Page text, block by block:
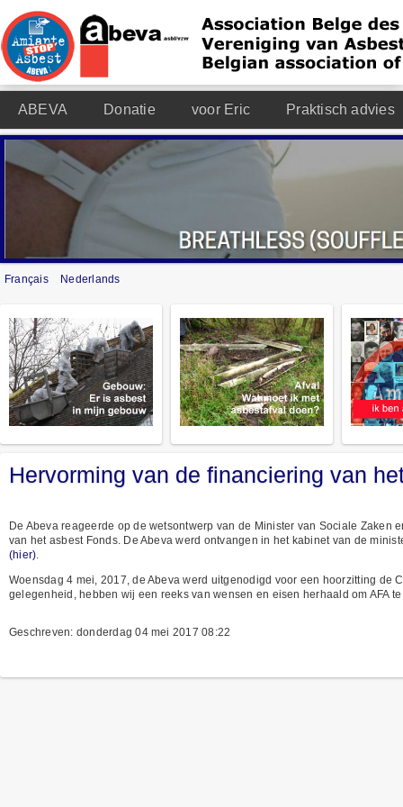
ABEVA Donatie voor Eric Praktisch advies
Français Nederlands
Hervorming van de financiering van
De Abeva reageerde op de wetsontwerp van de Minister van Sociale
van het asbest Fonds. De Abeva werd ontvangen in het kabinet van de
(hier)
Woensdag 4 mei, 2017, de Abeva werd uitgenodigd voor een hoorzitting de
gelegenheid, hebben wij een reeks van wensen en eisen herhaald om AFA
Geschreven: donderdag 04 mei 2017 08:22